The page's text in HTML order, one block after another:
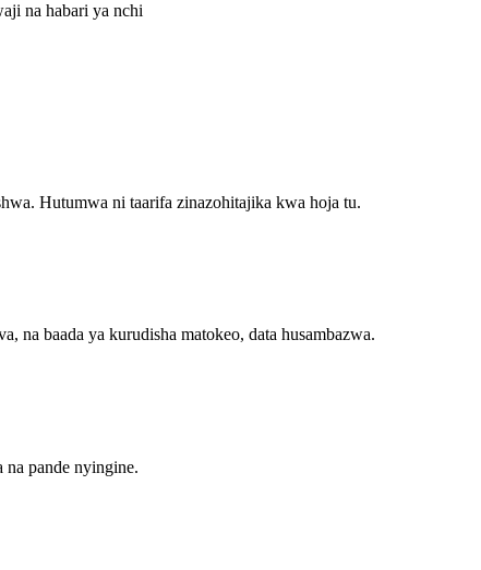
na habari ya nchi
Hutumwa ni taarifa zinazohitajika kwa hoja tu.
na baada ya kurudisha matokeo, data husambazwa.
pande nyingine.